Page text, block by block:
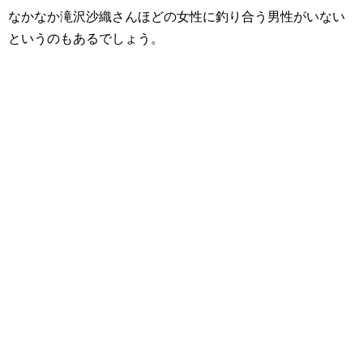
なかなか滝沢沙織さんほどの女性に釣り合う男性がいない
というのもあるでしょう。